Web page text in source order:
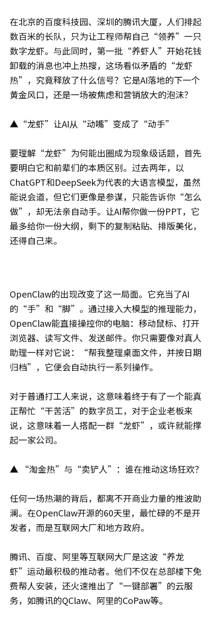
在北京的百度科技园、深圳的腾讯大厦，人们排起
数百米的长队，只为让工程师帮自己“领养”一只
数字龙虾。与此同时，第一批“养虾人”开始花钱
卸载的消息也冲上热搜，这场看似矛盾的“龙虾
热”，究竟释放了什么信号？它是AI落地的下一个
黄金风口，还是一场被焦虑和营销放大的泡沫？
▲“龙虾”让AI从“动嘴”变成了“动手”
要理解“龙虾”为何能出圈成为现象级话题，首先
要明白它和前辈们的本质区别。过去两年，以
ChatGPT和DeepSeek为代表的大语言模型，虽然
能说会道，但它们更像是参谋，只能告诉你“怎么
做”，却无法亲自动手。让AI帮你做一份PPT，它
最多给你一份大纲，剩下的复制粘贴、排版美化，
还得自己来。
OpenClaw的出现改变了这一局面。它充当了AI
的“手”和“脚”。通过接入大模型的推理能力，
OpenClaw能直接操控你的电脑：移动鼠标、打开
浏览器、读写文件、发送邮件。你只需要像对真人
助理一样对它说：“帮我整理桌面文件，并按日期
归档”，它便会自动执行一系列操作。
对于普通打工人来说，这意味着终于有了一个能真
正帮忙“干苦活”的数字员工，对于企业老板来
说，这意味着一人搭配一群“龙虾”，或许就能撑
起一家公司。
▲ “淘金热”与“卖铲人”：谁在推动这场狂欢？
任何一场热潮的背后，都离不开商业力量的推波助
澜。在OpenClaw开源的60天里，最忙碌的不是开
发者，而是互联网大厂和地方政府。
腾讯、百度、阿里等互联网大厂是这波“养龙
虾”运动最积极的推动者。他们不仅在总部楼下免
费帮人安装，还火速推出了“一键部署”的云服
务，如腾讯的QClaw、阿里的CoPaw等。